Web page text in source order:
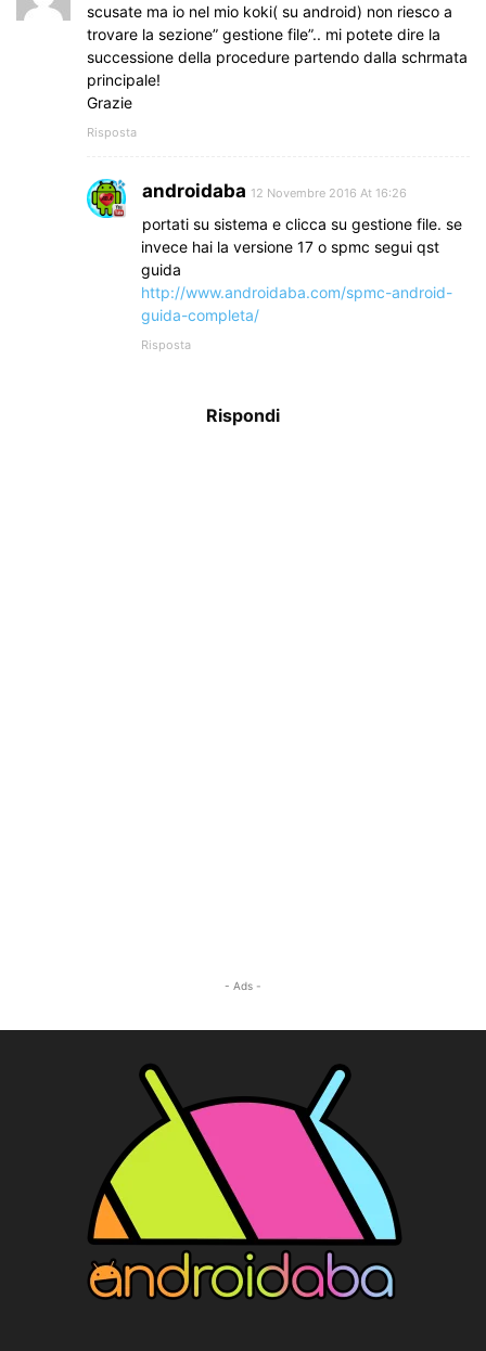
scusate ma io nel mio koki( su android) non riesco a
trovare la sezione” gestione file”.. mi potete dire la
successione della procedure partendo dalla schrmata
principale!
Grazie
Risposta
androidaba 12 Novembre 2016 At 16:26
portati su sistema e clicca su gestione file. se
invece hai la versione 17 o spmc segui qst
guida
http://www.androidaba.com/spmc-android-
guida-completa/
Risposta
Rispondi
- Ads -